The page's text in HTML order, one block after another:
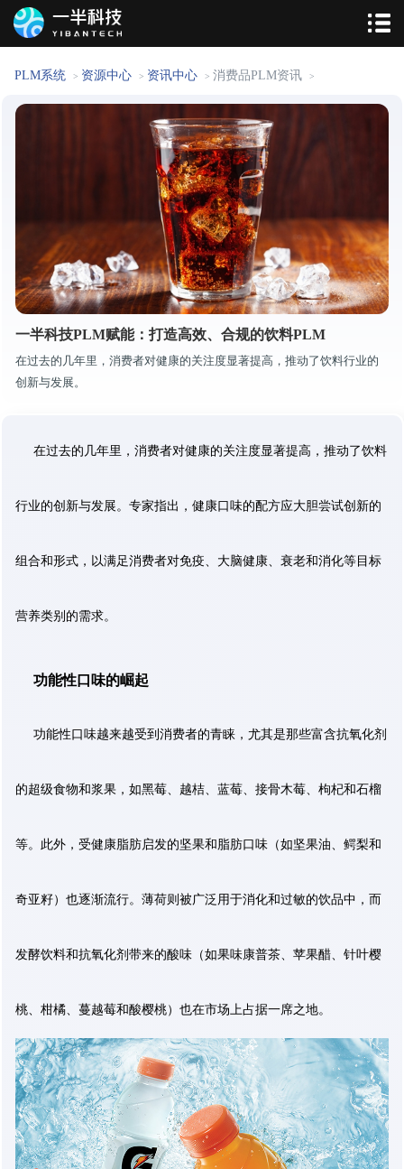
PLM系统 > 资源中心 > 资讯中心 > 消费品PLM资讯 >
一半科技PLM赋能：打造高效、合规的饮料PLM
在过去的几年里，消费者对健康的关注度显著提高，推动了饮料行业的
创新与发展。
在过去的几年里，消费者对健康的关注度显著提高，推动了饮料
行业的创新与发展。专家指出，健康口味的配方应大胆尝试创新的
组合和形式，以满足消费者对免疫、大脑健康、衰老和消化等目标
营养类别的需求。
功能性口味的崛起
功能性口味越来越受到消费者的青睐，尤其是那些富含抗氧化剂
的超级食物和浆果，如黑莓、越桔、蓝莓、接骨木莓、枸杞和石榴
等。此外，受健康脂肪启发的坚果和脂肪口味（如坚果油、鳄梨和
奇亚籽）也逐渐流行。薄荷则被广泛用于消化和过敏的饮品中，而
发酵饮料和抗氧化剂带来的酸味（如果味康普茶、苹果醋、针叶樱
桃、柑橘、蔓越莓和酸樱桃）也在市场上占据一席之地。